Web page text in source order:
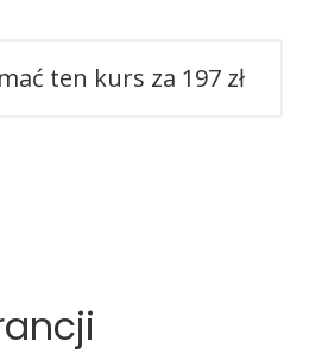
ten kurs za 197 zł